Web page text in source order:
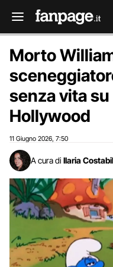
Morto
senza vita
Hollywood
11 Giugno 2026 7:50
A cura di Ilaria